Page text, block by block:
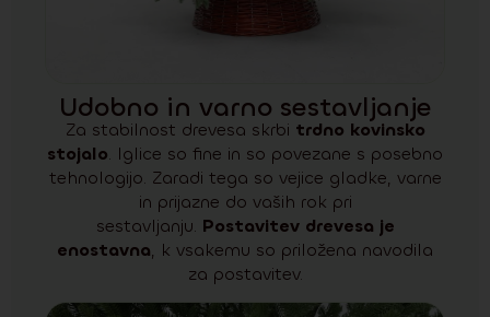
Udobno in varno sestavljanje
Za stabilnost drevesa skrbi trdno kovinsko
stojalo. Iglice so fine in so povezane s posebno
tehnologijo. Zaradi tega so vejice gladke, varne
in prijazne do vaših rok pri
sestavljanju. Postavitev drevesa je
enostavna, k vsakemu so priložena navodila
za postavitev.